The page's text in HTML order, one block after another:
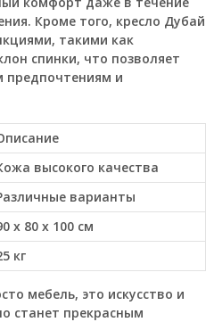
Кроме того, кресло Дубай
такими как
спинки, что позволяет
предпочтениям и
высокого качества
варианты
x 80 x 100 см
кг
мебель, это искусство и
станет прекрасным